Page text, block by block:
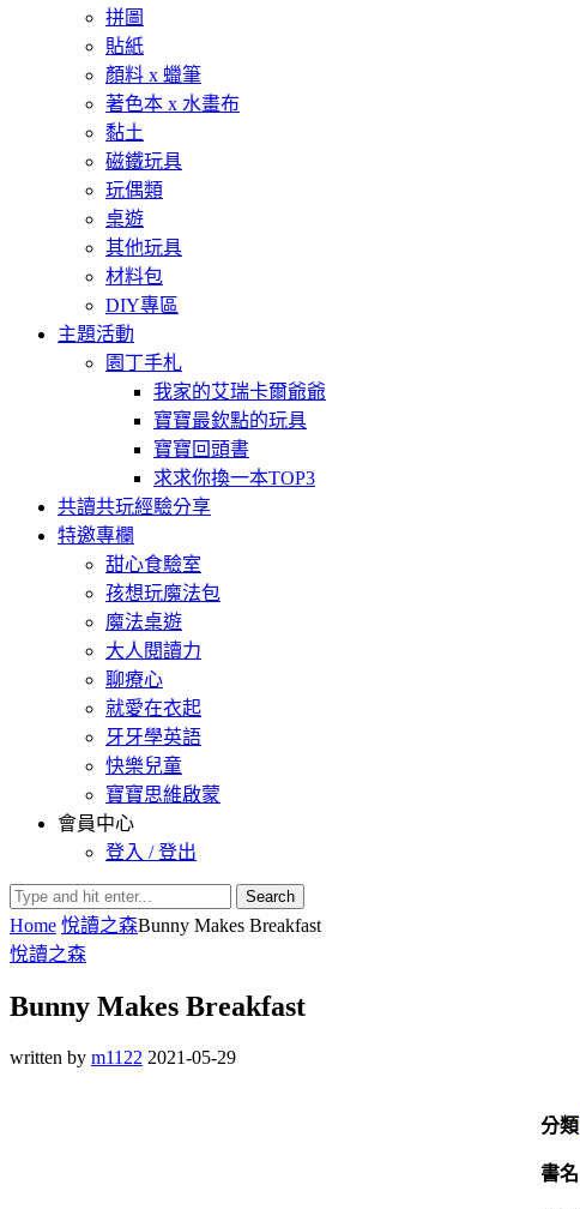
拼圖
貼紙
顏料 x 蠟筆
著色本 x 水畫布
黏土
磁鐵玩具
玩偶類
桌遊
其他玩具
材料包
DIY專區
主題活動
園丁手札
我家的艾瑞卡爾爺爺
寶寶最欽點的玩具
寶寶回頭書
求求你換一本TOP3
共讀共玩經驗分享
特邀專欄
甜心食驗室
孩想玩魔法包
魔法桌遊
大人閱讀力
聊療心
就愛在衣起
牙牙學英語
快樂兒童
寶寶思維啟蒙
會員中心
登入 / 登出
Search
Home 悅讀之森Bunny Makes Breakfast
悅讀之森
Bunny Makes Breakfast
written by m1122 2021-05-29
分類
書名